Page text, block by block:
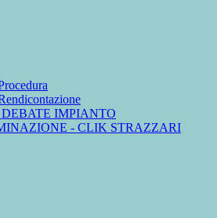
IMPIANTO
- CLIK STRAZZARI